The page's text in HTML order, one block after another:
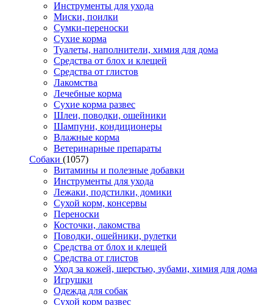
Инструменты для ухода
Миски, поилки
Сумки-переноски
Сухие корма
Туалеты, наполнители, химия для дома
Средства от блох и клещей
Средства от глистов
Лакомства
Лечебные корма
Сухие корма развес
Шлеи, поводки, ошейники
Шампуни, кондиционеры
Влажные корма
Ветеринарные препараты
Собаки (1057)
Витамины и полезные добавки
Инструменты для ухода
Лежаки, подстилки, домики
Сухой корм, консервы
Переноски
Косточки, лакомства
Поводки, ошейники, рулетки
Средства от блох и клещей
Средства от глистов
Уход за кожей, шерстью, зубами, химия для дома
Игрушки
Одежда для собак
Сухой корм развес